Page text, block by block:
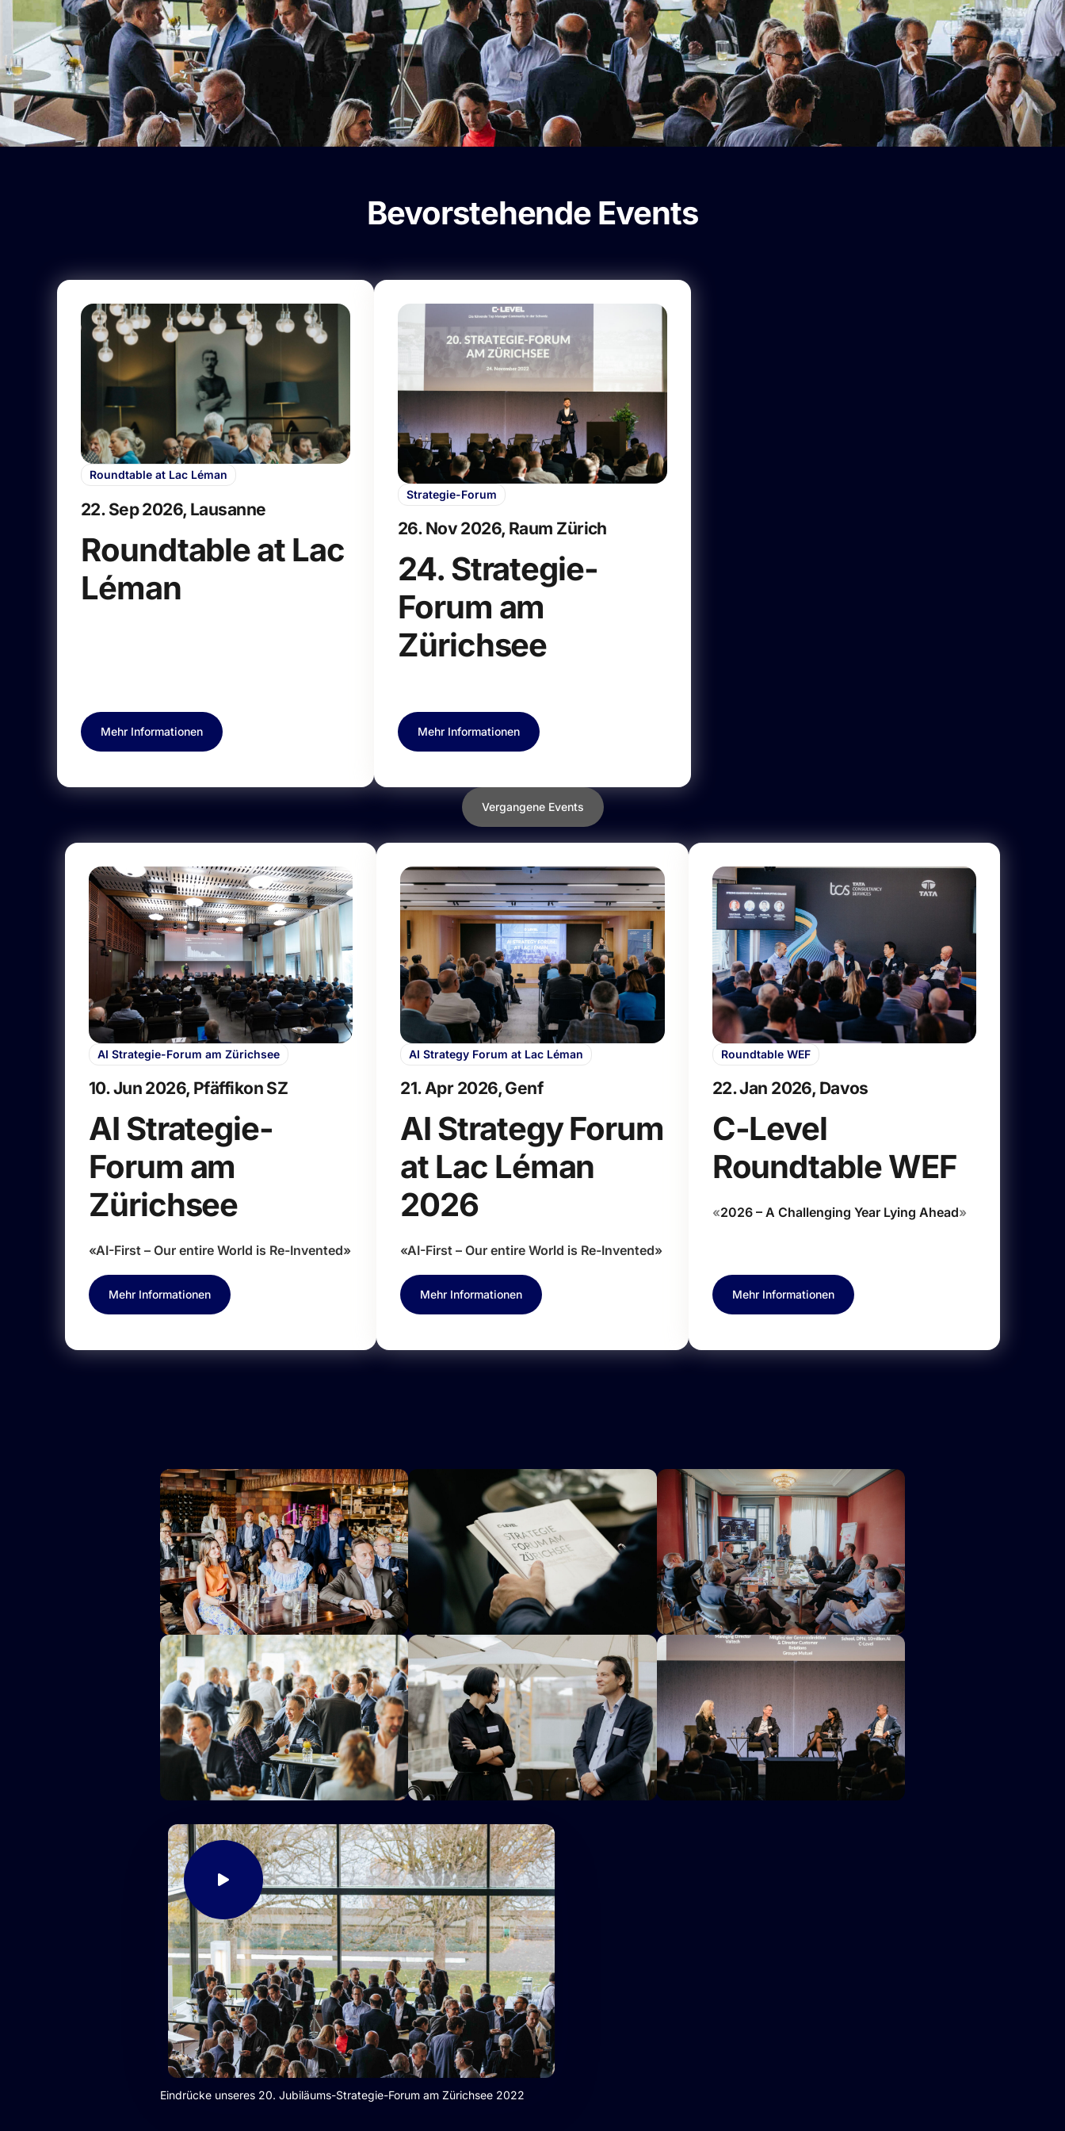
Bevorstehende Events
Roundtable at Lac Léman
22. Sep 2026, Lausanne
Roundtable at Lac
Léman
Mehr Informationen
Strategie-Forum
26. Nov 2026, Raum Zürich
24. Strategie-
Forum am
Zürichsee
Mehr Informationen
Vergangene Events
AI Strategie-Forum am Zürichsee
10. Jun 2026, Pfäffikon SZ
AI Strategie-
Forum am
Zürichsee
«AI-First – Our entire World is Re-Invented»
Mehr Informationen Mehr Informationen
AI Strategy Forum at Lac Léman
21. Apr 2026, Genf
AI Strategy Forum
at Lac Léman
2026
«AI-First – Our entire World is Re-Invented»
Roundtable WEF
22. Jan 2026, Davos
C-Level
Roundtable WEF
«2026 – A Challenging Year Lying Ahead»
Mehr Informationen
Eindrücke unseres 20. Jubiläums-Strategie-Forum am Zürichsee 2022